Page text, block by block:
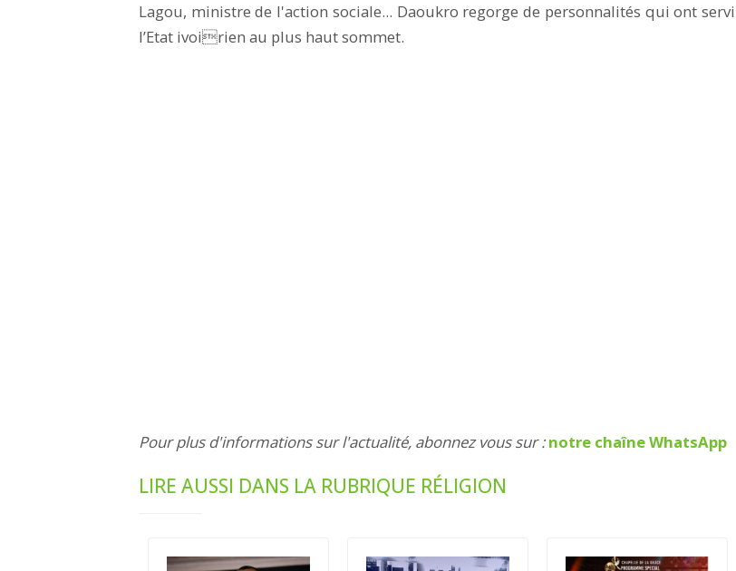
Lagou, ministre de l'action sociale... Daoukro regorge de personnalités qui ont servi
l’Etat ivoirien au plus haut sommet.
Pour plus d'informations sur l'actualité, abonnez vous sur :notre chaîne WhatsApp
LIRE AUSSI DANS LA RUBRIQUE RÉLIGION